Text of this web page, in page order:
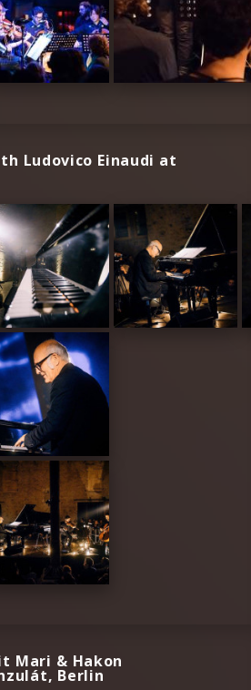
Ludovico Einaudi at
Mari & Hakon
Berlin